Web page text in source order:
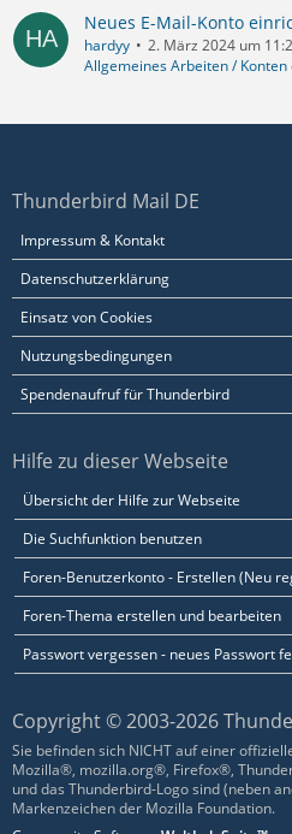
Neues E-Mail-Konto
hardyy
2. März 2024 um
Allgemeines Arbeiten /
Thunderbird Mail DE
Impressum & Kontakt
Datenschutzerklärung
Einsatz von Cookies
Nutzungsbedingungen
Spendenaufruf für Thunderbird
Hilfe zu dieser Webseite
Übersicht der Hilfe zur Webseite
Die Suchfunktion benutzen
Foren-Benutzerkonto - Erstellen (Neu
Foren-Thema erstellen und bearbeiten
Passwort vergessen - neues Passwort
Copyright © 2003-2026
Sie befinden sich NICHT auf einer
Mozilla®, mozilla.org®, Firefox®,
und das Thunderbird-Logo sind (neben
Markenzeichen der Mozilla Foundation.